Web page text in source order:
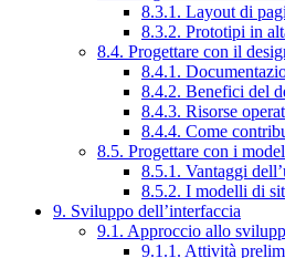
8.3.1. Layout di
8.3.2. Prototipi in
8.4. Progettare con il
8.4.1.
8.4.2. Benefici del
8.4.3. Risorse
8.4.4. Come
8.5. Progettare con i
8.5.1. Vantaggi
8.5.2. I modelli di
9. Sviluppo dell’interfaccia
9.1. Approccio allo
9.1.1. Attività